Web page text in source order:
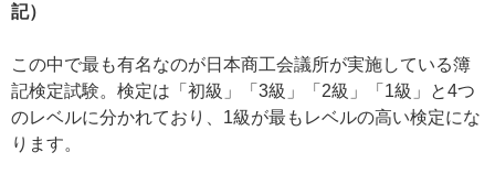
記）
この中で最も有名なのが日本商工会議所が実施している簿
記検定試験。検定は「初級」「3級」「2級」「1級」と4つ
のレベルに分かれており、1級が最もレベルの高い検定にな
ります。